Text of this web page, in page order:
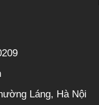
Láng, Hà Nội